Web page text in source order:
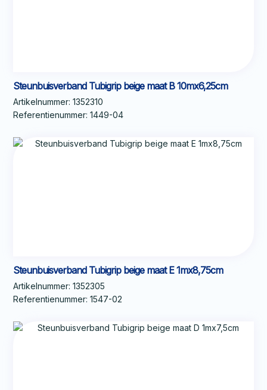
Steunbuisverband Tubigrip beige maat B 10mx6,25cm
Artikelnummer: 1352310
Referentienummer: 1449-04
Steunbuisverband Tubigrip beige maat E 1mx8,75cm
Artikelnummer: 1352305
Referentienummer: 1547-02